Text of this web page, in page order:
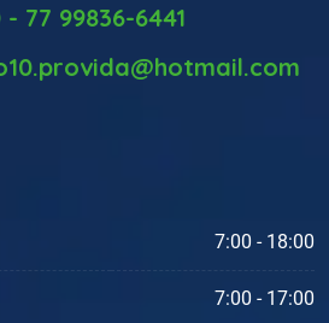
- 77 99836-6441
7:00 - 18:00
7:00 - 17:00